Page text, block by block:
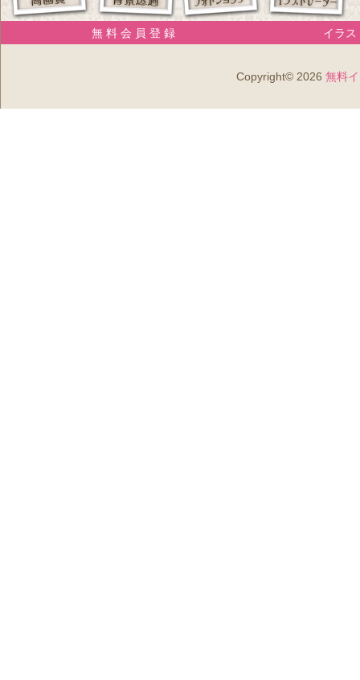
無 料 会 員 登 録 イラス
Copyright© 2026 無料